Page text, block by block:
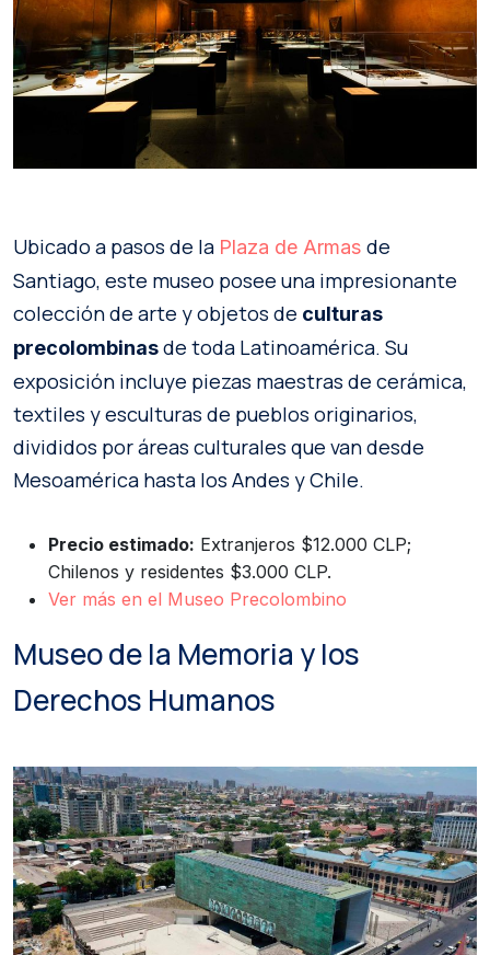
Ubicado a pasos de la Plaza de Armas de
Santiago, este museo posee una impresionante
colección de arte y objetos de culturas
precolombinasde toda Latinoamérica. Su
exposición incluye piezas maestras de cerámica,
textiles y esculturas de pueblos originarios,
divididos por áreas culturales que van desde
Mesoamérica hasta los Andes y Chile.
Precio estimado: Extranjeros $12.000 CLP;
Chilenos y residentes $3.000 CLP.
Ver más en el Museo Precolombino
Museo de la Memoria y los
Derechos Humanos